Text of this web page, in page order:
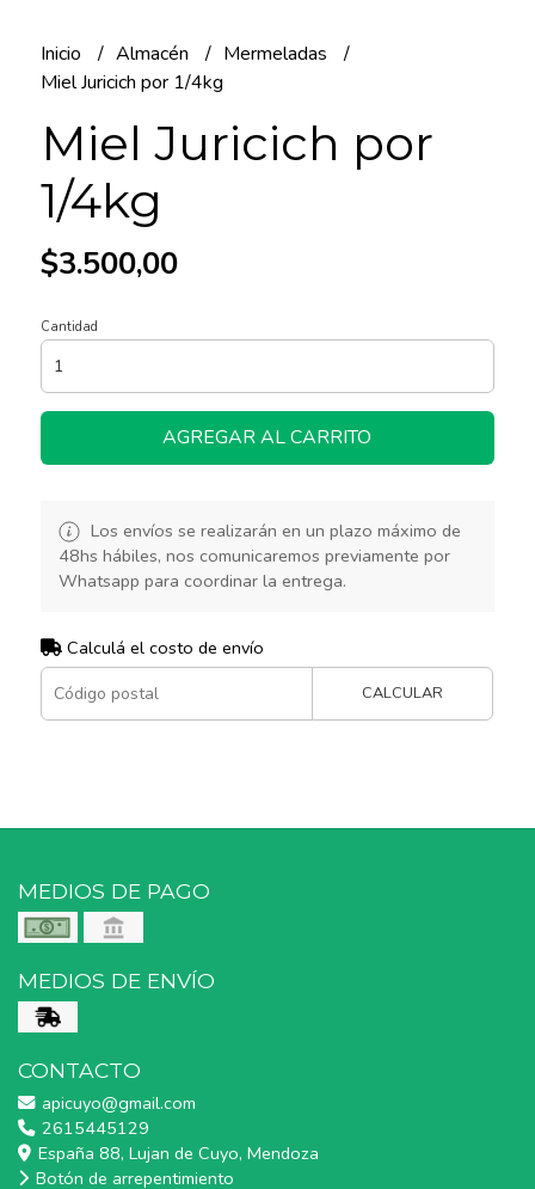
Inicio Almacén
Mermeladas
Miel Juricich por 1/4kg
Miel Juricich por
1/4kg
$3.500,00
Cantidad
AGREGAR AL CARRITO
Los envíos se realizarán en un plazo máximo de
48hs hábiles, nos comunicaremos previamente por
Whatsapp para coordinar la entrega.
Calculá el costo de envío
CALCULAR
MEDIOS DE PAGO
MEDIOS DE ENVÍO
CONTACTO
apicuyo@gmail.com
2615445129
España 88, Lujan de Cuyo, Mendoza
Botón de arrepentimiento